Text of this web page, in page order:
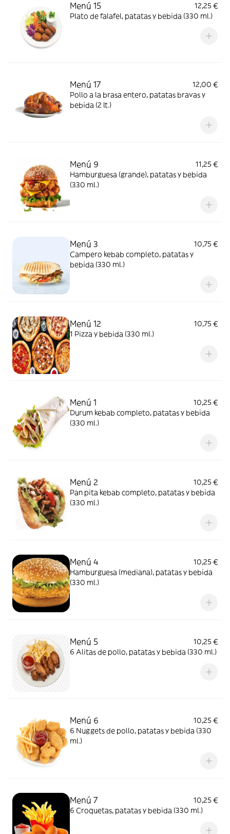
Menú 15
12,25 €
Plato de falafel, patatas y bebida (330 ml.)
Menú 17
12,00 €
Pollo a la brasa entero, patatas bravas y
bebida (2 lt.)
Menú 9
11,25 €
Hamburguesa (grande), patatas y bebida
(330 ml.)
Menú 3
10,75 €
Campero kebab completo, patatas y
bebida (330 ml.)
Menú 12
10,75 €
1 Pizza y bebida (330 ml.)
Menú 1
10,25 €
Durum kebab completo, patatas y bebida
(330 ml.)
Menú 2
10,25 €
Pan pita kebab completo, patatas y bebida
(330 ml.)
Menú 4
10,25 €
Hamburguesa (mediana), patatas y bebida
(330 ml.)
Menú 5
10,25 €
6 Alitas de pollo, patatas y bebida (330 ml.)
Menú 6
10,25 €
6 Nuggets de pollo, patatas y bebida (330
ml.)
Menú 7
10,25 €
6 Croquetas, patatas y bebida (330 ml.)